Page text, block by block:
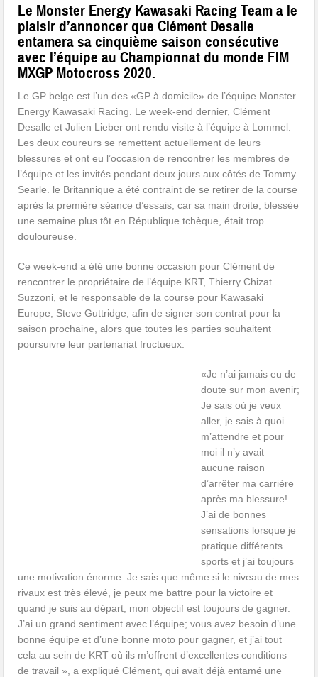
Le Monster Energy Kawasaki Racing Team a le
plaisir d’annoncer que Clément Desalle
entamera sa cinquième saison consécutive
avec l’équipe au Championnat du monde FIM
MXGP Motocross 2020.
Le GP belge est l’un des «GP à domicile» de l’équipe Monster
Energy Kawasaki Racing. Le week-end dernier, Clément
Desalle et Julien Lieber ont rendu visite à l’équipe à Lommel.
Les deux coureurs se remettent actuellement de leurs
blessures et ont eu l’occasion de rencontrer les membres de
l’équipe et les invités pendant deux jours aux côtés de Tommy
Searle. le Britannique a été contraint de se retirer de la course
après la première séance d’essais, car sa main droite, blessée
une semaine plus tôt en République tchèque, était trop
douloureuse.
Ce week-end a été une bonne occasion pour Clément de
rencontrer le propriétaire de l’équipe KRT, Thierry Chizat
Suzzoni, et le responsable de la course pour Kawasaki
Europe, Steve Guttridge, afin de signer son contrat pour la
saison prochaine, alors que toutes les parties souhaitent
poursuivre leur partenariat fructueux.
«Je n’ai jamais eu de
doute sur mon avenir;
Je sais où je veux
aller, je sais à quoi
m’attendre et pour
moi il n’y avait
aucune raison
d’arrêter ma carrière
après ma blessure!
J’ai de bonnes
sensations lorsque je
pratique différents
sports et j’ai toujours
une motivation énorme. Je sais que même si le niveau de mes
rivaux est très élevé, je peux me battre pour la victoire et
quand je suis au départ, mon objectif est toujours de gagner.
J’ai un grand sentiment avec l’équipe; vous avez besoin d’une
bonne équipe et d’une bonne moto pour gagner, et j’ai tout
cela au sein de KRT où ils m’offrent d’excellentes conditions
de travail », a expliqué Clément, qui avait déjà entamé une